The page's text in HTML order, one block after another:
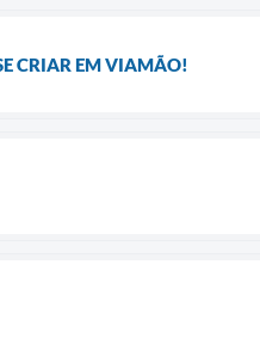
CRIAR EM VIAMÃO!